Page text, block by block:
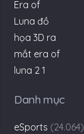
Danh mục
eSports (24.064)